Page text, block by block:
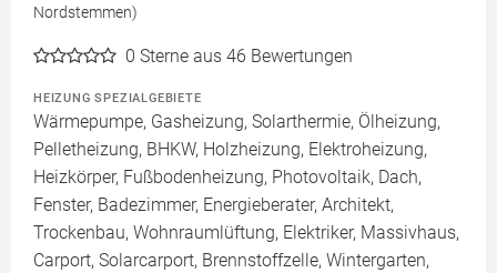
Nordstemmen)
0 Sterne aus 46 Bewertungen
HEIZUNG SPEZIALGEBIETE
Wärmepumpe, Gasheizung, Solarthermie, Ölheizung,
Pelletheizung, BHKW, Holzheizung, Elektroheizung,
Heizkörper, Fußbodenheizung, Photovoltaik, Dach,
Fenster, Badezimmer, Energieberater, Architekt,
Trockenbau, Wohnraumlüftung, Elektriker, Massivhaus,
Carport, Solarcarport, Brennstoffzelle, Wintergarten,